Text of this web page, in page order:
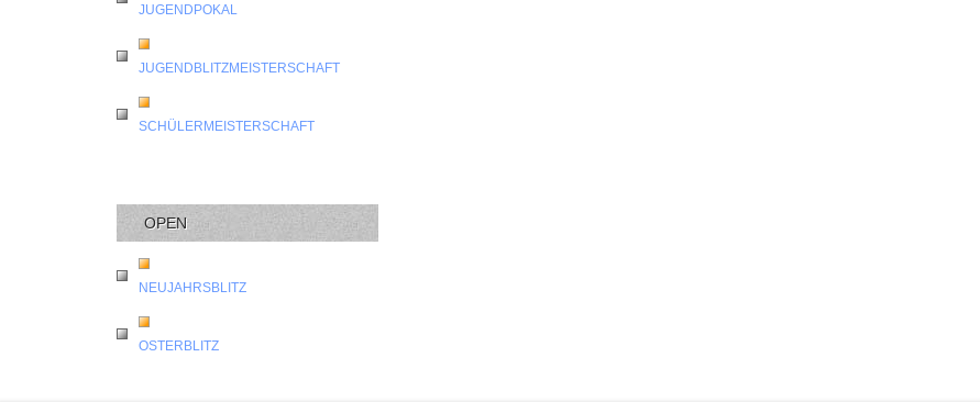
JUGENDPOKAL
JUGENDBLITZMEISTERSCHAFT
SCHÜLERMEISTERSCHAFT
OPEN
NEUJAHRSBLITZ
OSTERBLITZ